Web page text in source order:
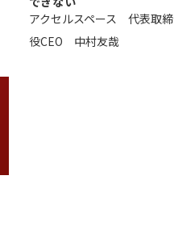
アクセルスペース 代表取締
役CEO 中村友哉